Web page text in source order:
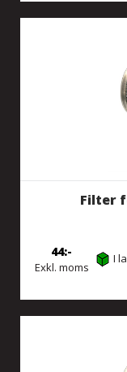
Filter
Exkl. moms
44 I